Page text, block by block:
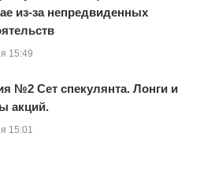
из-за непредвиденных
15:49
№2 Сет спекулянта. Лонги и
акций.
15:01